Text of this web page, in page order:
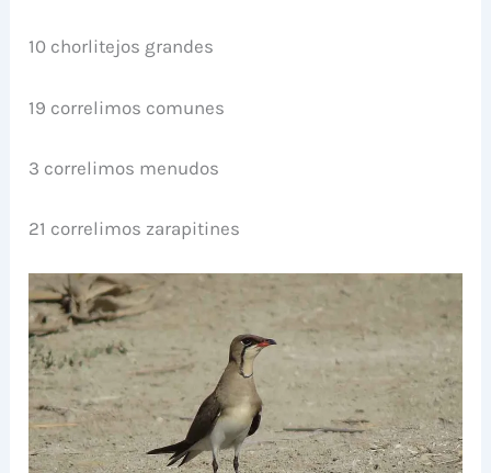
10 chorlitejos grandes
19 correlimos comunes
3 correlimos menudos
21 correlimos zarapitines